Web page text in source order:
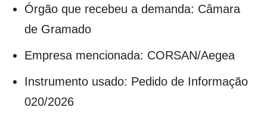
Órgão que recebeu a demanda: Câmara
de Gramado
Empresa mencionada: CORSAN/Aegea
Instrumento usado: Pedido de Informação
020/2026